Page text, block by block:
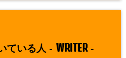
ている人 - WRITER-